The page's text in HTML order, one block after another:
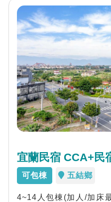
宜蘭民宿 CCA+民
可包棟 五結鄉
4~14人包棟(加人/加床